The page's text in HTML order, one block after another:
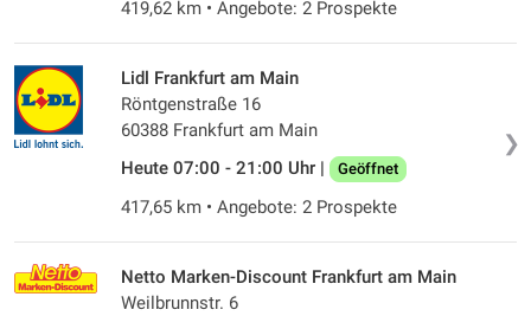
419,62 km • Angebote: 2 Prospekte
❯
Lidl Frankfurt am Main
Röntgenstraße 16
60388 Frankfurt am Main
Heute 07:00 - 21:00 Uhr |
Geöffnet
417,65 km • Angebote: 2 Prospekte
Netto Marken-Discount Frankfurt am Main
Weilbrunnstr. 6